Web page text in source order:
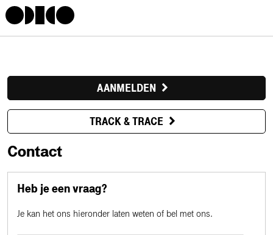
Contact
AANMELDEN
TRACK & TRACE
Heb je een vraag?
Je kan het ons hieronder laten weten of bel met ons.